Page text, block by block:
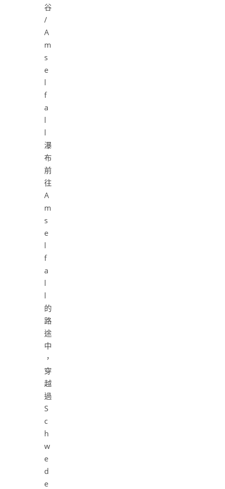
前
往
A
m
s
e
l
f
a
l
l
的
路
途
中
，
穿
越
過
S
c
h
w
e
d
e